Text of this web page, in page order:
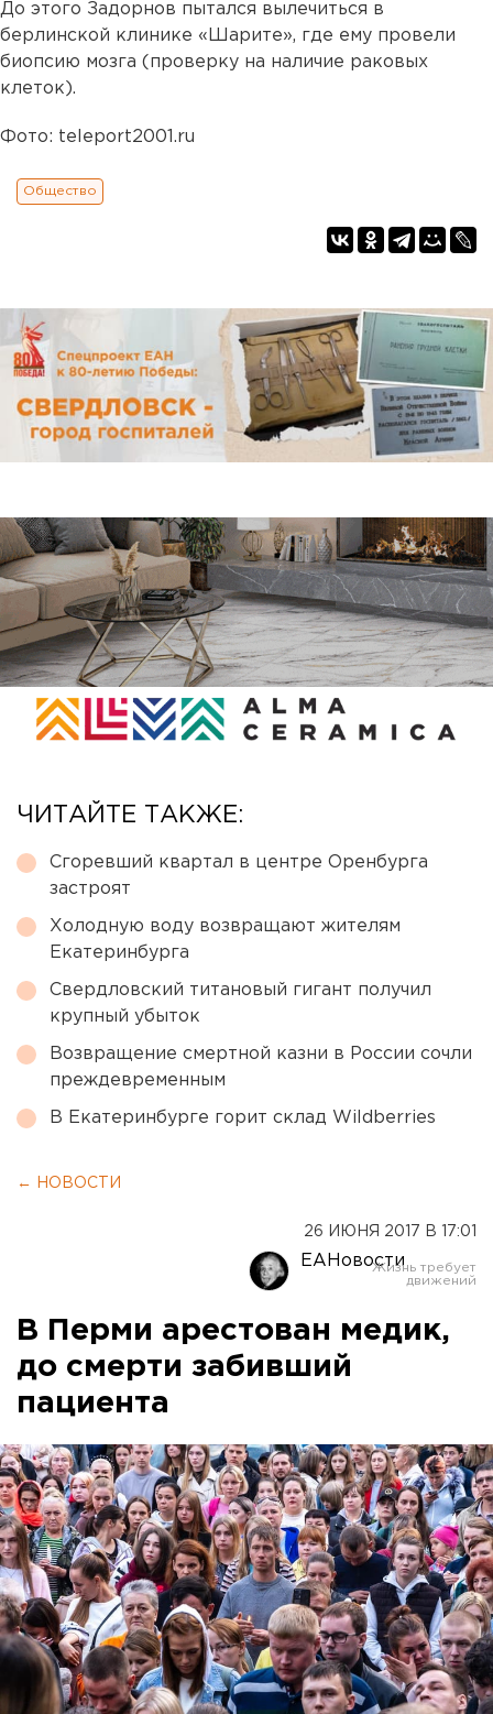
До этого Задорнов пытался вылечиться в
берлинской клинике «Шарите», где ему провели
биопсию мозга (проверку на наличие раковых
клеток).
Фото: teleport2001.ru
Общество
ЧИТАЙТЕ ТАКЖЕ:
Сгоревший квартал в центре Оренбурга
застроят
Холодную воду возвращают жителям
Екатеринбурга
Свердловский титановый гигант получил
крупный убыток
Возвращение смертной казни в России сочли
преждевременным
В Екатеринбурге горит склад Wildberries
← НОВОСТИ
26 ИЮНЯ 2017 В 17:01
ЕАНовости
В Перми арестован медик,
до смерти забивший
пациента